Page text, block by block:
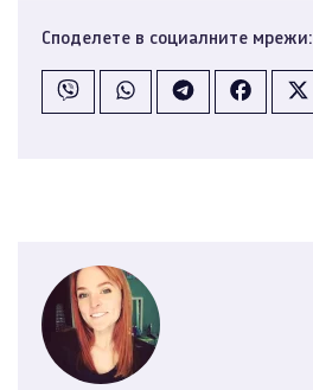
Споделете в социалните мрежи: